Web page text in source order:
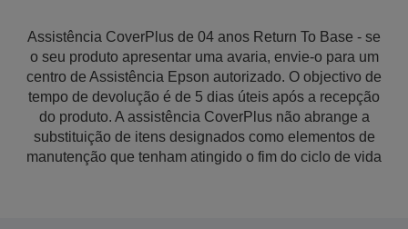
Assistência CoverPlus de 04 anos Return To Base - se
o seu produto apresentar uma avaria, envie-o para um
centro de Assistência Epson autorizado. O objectivo de
tempo de devolução é de 5 dias úteis após a recepção
do produto. A assistência CoverPlus não abrange a
substituição de itens designados como elementos de
manutenção que tenham atingido o fim do ciclo de vida